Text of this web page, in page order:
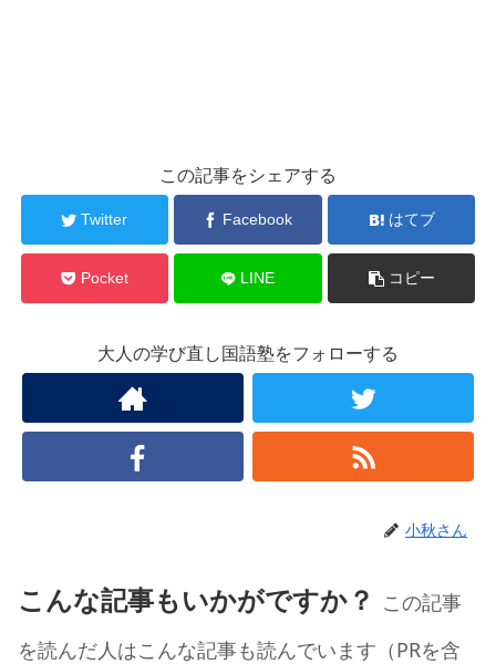
この記事をシェアする
Twitter Facebook はてブ
Pocket LINE コピー
大人の学び直し国語塾をフォローする
小秋さん
こんな記事もいかがですか？ この記事
を読んだ人はこんな記事も読んでいます（PRを含